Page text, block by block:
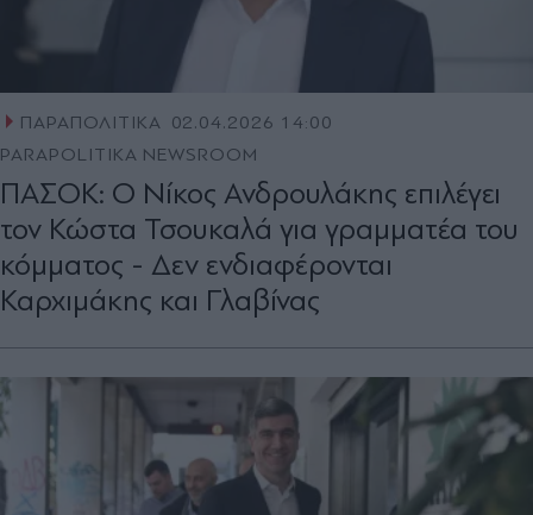
ΠΑΡΑΠΟΛΙΤΙΚΑ 02.04.2026 14:00
PARAPOLITIKA NEWSROOM
ΠΑΣΟΚ: Ο Νίκος Ανδρουλάκης επιλέγει
τον Κώστα Τσουκαλά για γραμματέα του
κόμματος - Δεν ενδιαφέρονται
Καρχιμάκης και Γλαβίνας